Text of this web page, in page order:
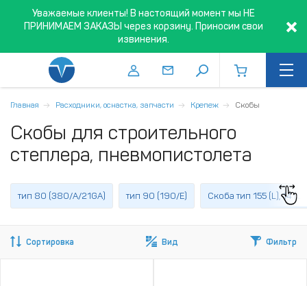
Уважаемые клиенты! В настоящий момент мы НЕ
ПРИНИМАЕМ ЗАКАЗЫ через корзину. Приносим свои
извинения.
Главная Расходники, оснастка, запчасти Крепеж Скобы
Скобы для строительного
степлера, пневмопистолета
тип 80 (380/A/21GA) тип 90 (190/E) Скоба тип 155 (L), 14
Сортировка Вид Фильтр